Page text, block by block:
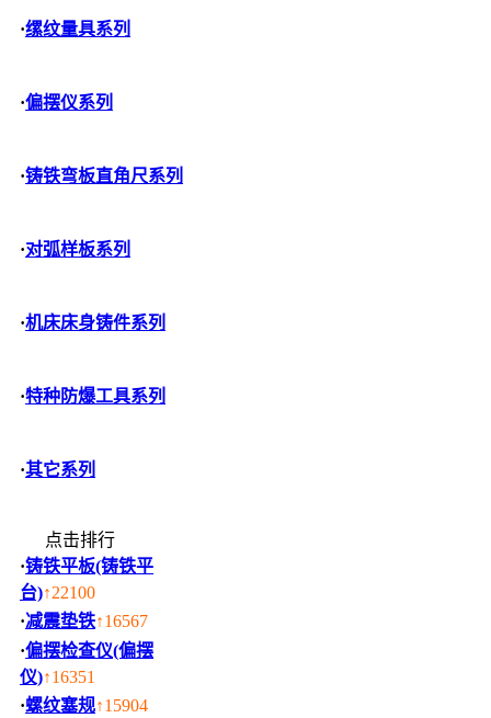
·缧纹量具系列
·偏摆仪系列
·铸铁弯板直角尺系列
·对弧样板系列
·机床床身铸件系列
·特种防爆工具系列
·其它系列
点击排行
·铸铁平板(铸铁平
台)↑22100
·减震垫铁↑16567
·偏摆检查仪(偏摆
仪)↑16351
·螺纹塞规↑15904